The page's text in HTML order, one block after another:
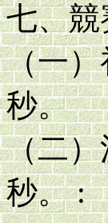
七、
（一）
秒。
（二）
秒。 :